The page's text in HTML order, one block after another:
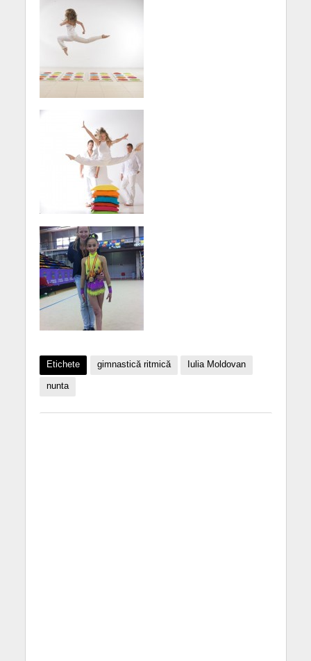
Etichete gimnastică ritmică Iulia Moldovan
nunta